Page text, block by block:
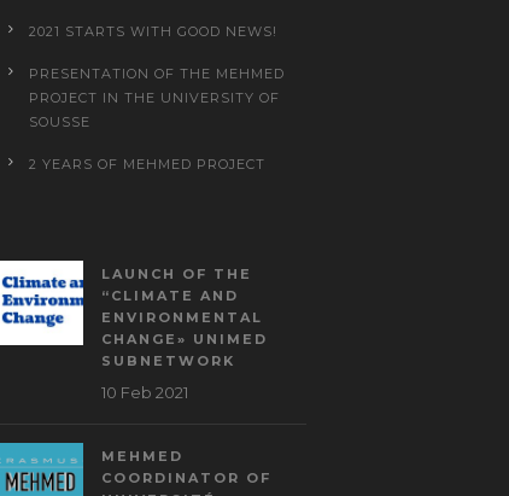
2021 STARTS WITH GOOD NEWS!
PRESENTATION OF THE MEHMED
PROJECT IN THE UNIVERSITY OF
SOUSSE
2 YEARS OF MEHMED PROJECT
LAUNCH OF THE
“CLIMATE AND
ENVIRONMENTAL
CHANGE» UNIMED
SUBNETWORK
10 Feb 2021
MEHMED
COORDINATOR OF